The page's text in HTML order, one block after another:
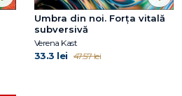
Umbra din noi. Forţa vitală
subversivă
Verena Kast
33.3 lei 47.57 lei